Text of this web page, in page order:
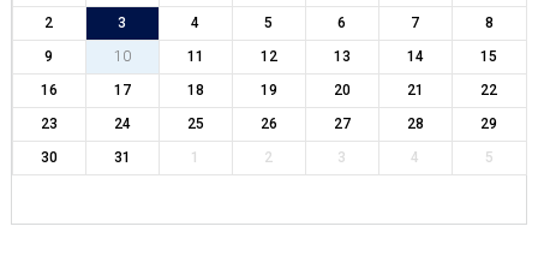
2
3 4 5 6 7
8
9
10 11 12 13 14
15
16
17 18 19 20 21
22
23
24 25 26 27 28
29
30
31 1 2 3 4 5